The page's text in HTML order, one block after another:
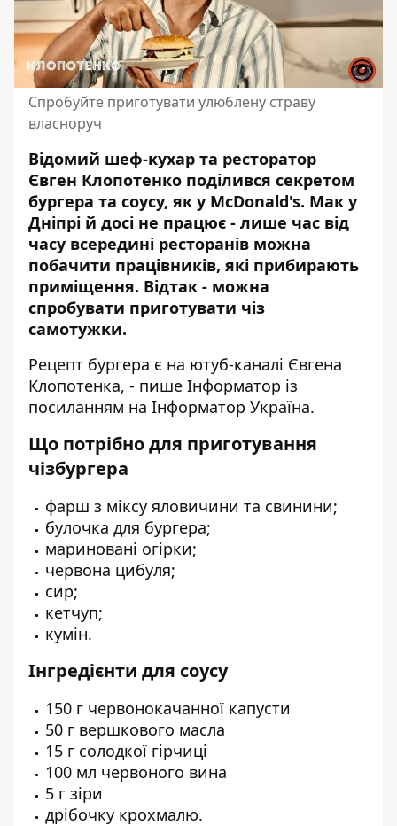
Спробуйте приготувати улюблену страву
власноруч
Відомий шеф-кухар та ресторатор
Євген Клопотенко поділився секретом
бургера та соусу, як у McDonald's. Мак у
Дніпрі й досі не працює - лише час від
часу всередині ресторанів можна
побачити працівників, які прибирають
приміщення. Відтак - можна
спробувати приготувати чіз
самотужки.
Рецепт бургера є на ютуб-каналі Євгена
Клопотенка, - пише Інформатор із
посиланням на Інформатор Україна.
Що потрібно для приготування
чізбургера
фарш з міксу яловичини та свинини;
булочка для бургера;
мариновані огірки;
червона цибуля;
сир;
кетчуп;
кумін.
Інгредієнти для соусу
150 г червонокачанної капусти
50 г вершкового масла
15 г солодкої гірчиці
100 мл червоного вина
5 г зіри
дрібочку крохмалю.